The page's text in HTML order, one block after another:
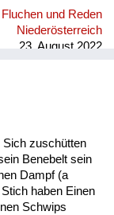
Fluchen und Reden
Niederösterreich
23. August 2022
Sich zuschütten
Benebelt sein
Dampf (a
haben Einen
Schwips